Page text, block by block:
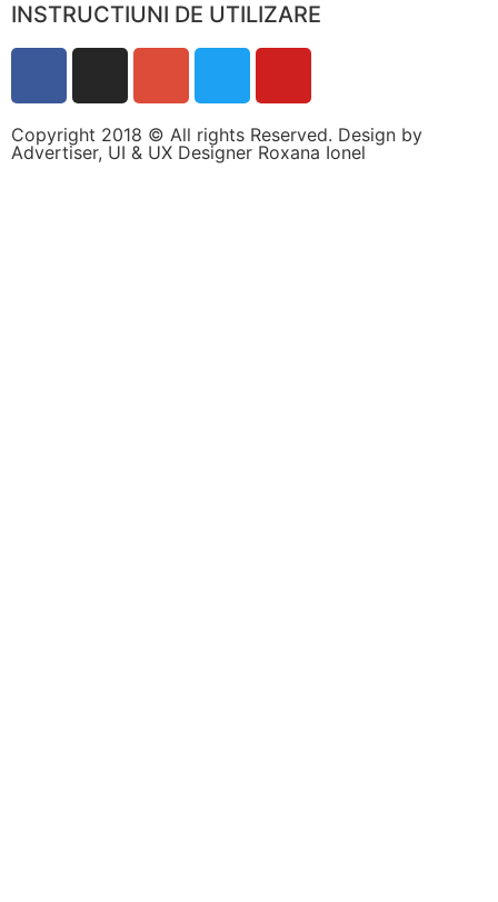
INSTRUCTIUNI DE UTILIZARE
Copyright 2018 © All rights Reserved. Design by
Advertiser, UI & UX Designer Roxana Ionel